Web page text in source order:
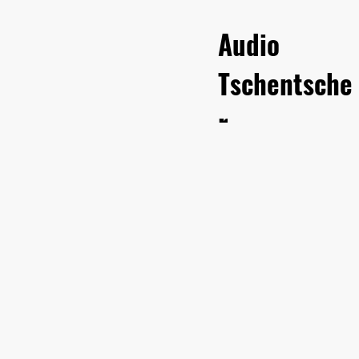
Audio
Tschentsche
r